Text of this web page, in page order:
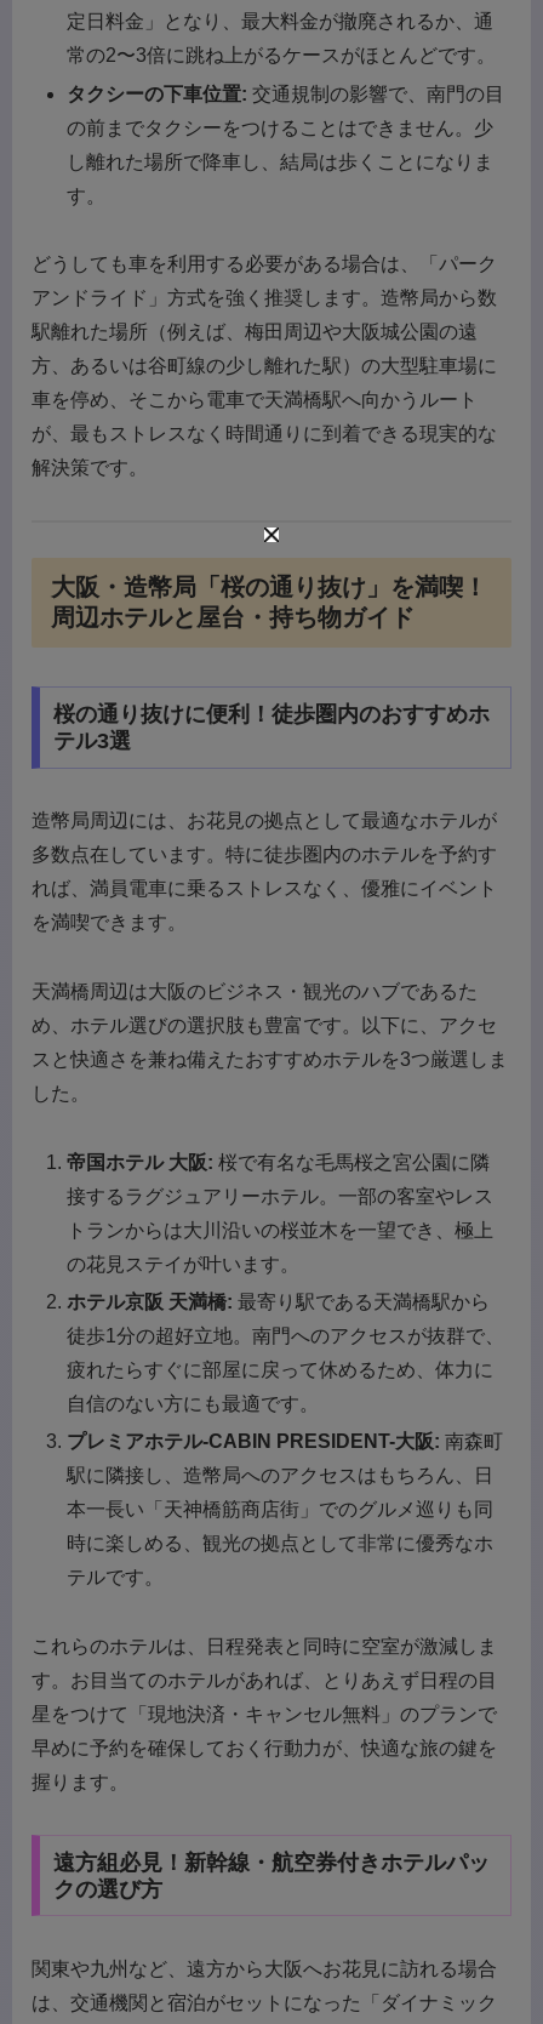
定日料金」となり、最大料金が撤廃されるか、通
常の2〜3倍に跳ね上がるケースがほとんどです。
タクシーの下車位置: 交通規制の影響で、南門の目
の前までタクシーをつけることはできません。少
し離れた場所で降車し、結局は歩くことになりま
す。
どうしても車を利用する必要がある場合は、「パーク
アンドライド」方式を強く推奨します。造幣局から数
駅離れた場所（例えば、梅田周辺や大阪城公園の遠
方、あるいは谷町線の少し離れた駅）の大型駐車場に
車を停め、そこから電車で天満橋駅へ向かうルート
が、最もストレスなく時間通りに到着できる現実的な
解決策です。
大阪・造幣局「桜の通り抜け」を満喫！
周辺ホテルと屋台・持ち物ガイド
桜の通り抜けに便利！徒歩圏内のおすすめホ
テル3選
造幣局周辺には、お花見の拠点として最適なホテルが
多数点在しています。特に徒歩圏内のホテルを予約す
れば、満員電車に乗るストレスなく、優雅にイベント
を満喫できます。
天満橋周辺は大阪のビジネス・観光のハブであるた
め、ホテル選びの選択肢も豊富です。以下に、アクセ
スと快適さを兼ね備えたおすすめホテルを3つ厳選しま
した。
帝国ホテル 大阪: 桜で有名な毛馬桜之宮公園に隣
接するラグジュアリーホテル。一部の客室やレス
トランからは大川沿いの桜並木を一望でき、極上
の花見ステイが叶います。
ホテル京阪 天満橋: 最寄り駅である天満橋駅から
徒歩1分の超好立地。南門へのアクセスが抜群で、
疲れたらすぐに部屋に戻って休めるため、体力に
自信のない方にも最適です。
プレミアホテル-CABIN PRESIDENT-大阪: 南森町
駅に隣接し、造幣局へのアクセスはもちろん、日
本一長い「天神橋筋商店街」でのグルメ巡りも同
時に楽しめる、観光の拠点として非常に優秀なホ
テルです。
これらのホテルは、日程発表と同時に空室が激減しま
す。お目当てのホテルがあれば、とりあえず日程の目
星をつけて「現地決済・キャンセル無料」のプランで
早めに予約を確保しておく行動力が、快適な旅の鍵を
握ります。
遠方組必見！新幹線・航空券付きホテルパッ
クの選び方
関東や九州など、遠方から大阪へお花見に訪れる場合
は、交通機関と宿泊がセットになった「ダイナミック